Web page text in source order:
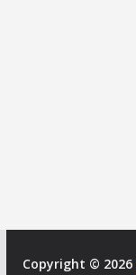
Copyright © 2026